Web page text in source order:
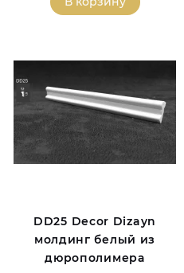
DD25 Decor Dizayn
молдинг белый из
дюрополимера